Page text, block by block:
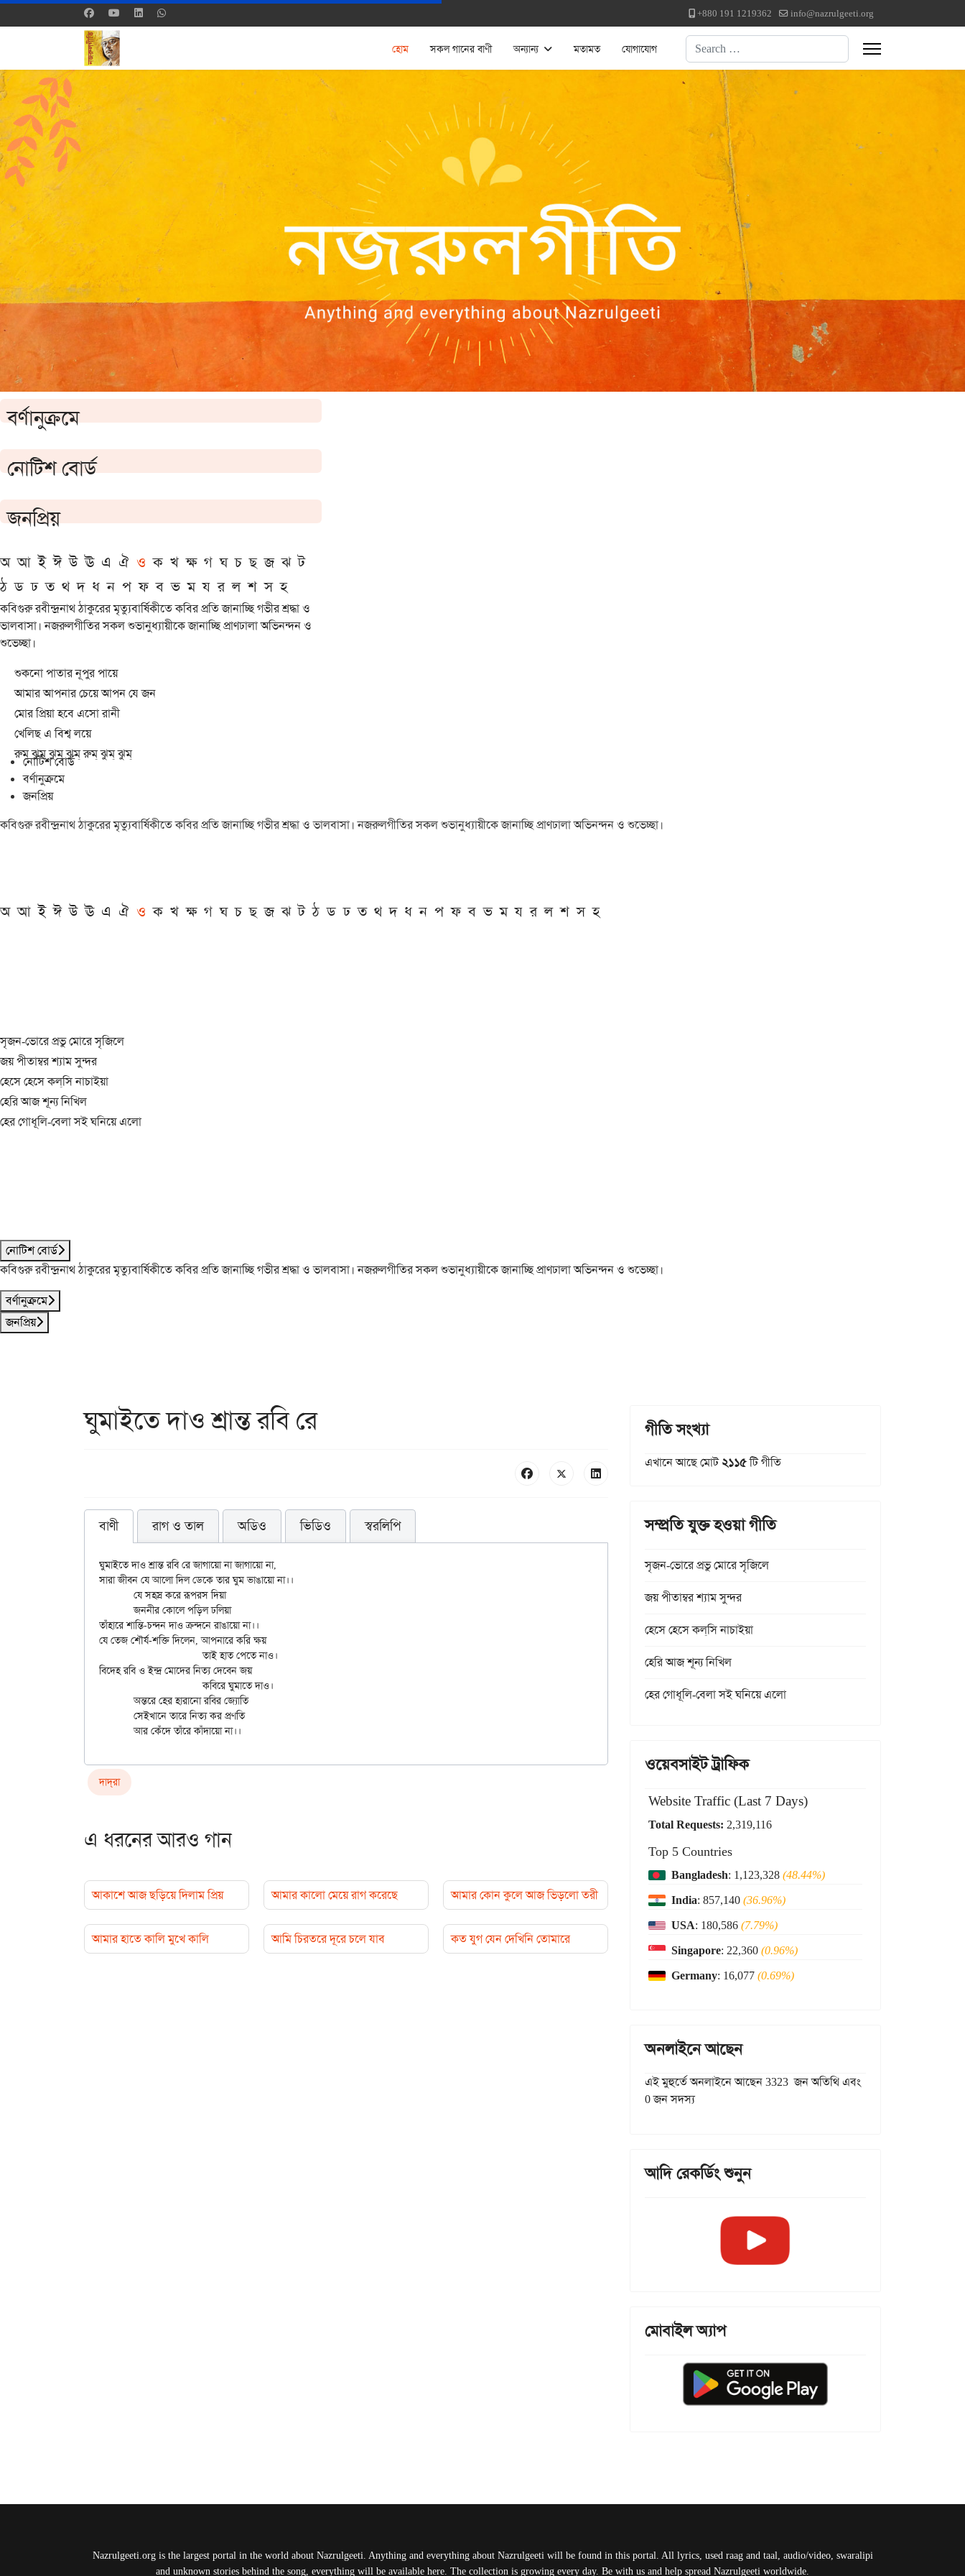
+880 191 1219362 info@nazrulgeeti.org
হোম সকল গানের বাণী অন্যান্য মতামত যোগাযোগ Search
বর্ণানুক্রমে
নোটিশ বোর্ড
জনপ্রিয়
অ আ ই ঈ উ ঊ এ ঐ ও ক খ ক্ষ গ ঘ চ ছ জ ঝ ট
ঠ ড ঢ ত থ দ ধ ন প ফ ব ভ ম য র ল শ স হ
কবিগুরু রবীন্দ্রনাথ ঠাকুরের মৃত্যুবার্ষিকীতে কবির প্রতি জানাচ্ছি গভীর শ্রদ্ধা ও
ভালবাসা। নজরুলগীতির সকল শুভানুধ্যায়ীকে জানাচ্ছি প্রাণঢালা অভিনন্দন ও
শুভেচ্ছা।
শুকনো পাতার নূপুর পায়ে
আমার আপনার চেয়ে আপন যে জন
মোর প্রিয়া হবে এসো রানী
খেলিছ এ বিশ্ব লয়ে
রুম্ ঝুম্ ঝুম্ ঝুম্ রুম্ ঝুম্ ঝুম্
নোটিশ বোর্ড
বর্ণানুক্রমে
জনপ্রিয়
কবিগুরু রবীন্দ্রনাথ ঠাকুরের মৃত্যুবার্ষিকীতে কবির প্রতি জানাচ্ছি গভীর শ্রদ্ধা ও ভালবাসা। নজরুলগীতির সকল শুভানুধ্যায়ীকে জানাচ্ছি প্রাণঢালা অভিনন্দন ও শুভেচ্ছা।
অ আ ই ঈ উ ঊ এ ঐ ও ক খ ক্ষ গ ঘ চ ছ জ ঝ ট ঠ ড ঢ ত থ দ ধ ন প ফ ব ভ ম য র ল শ স হ
সৃজন-ভোরে প্রভু মোরে সৃজিলে
জয় পীতাম্বর শ্যাম সুন্দর
হেসে হেসে কল্‌সি নাচাইয়া
হেরি আজ শূন্য নিখিল
হের গোধূলি-বেলা সই ঘনিয়ে এলো
নোটিশ বোর্ড
কবিগুরু রবীন্দ্রনাথ ঠাকুরের মৃত্যুবার্ষিকীতে কবির প্রতি জানাচ্ছি গভীর শ্রদ্ধা ও ভালবাসা। নজরুলগীতির সকল শুভানুধ্যায়ীকে জানাচ্ছি প্রাণঢালা অভিনন্দন ও শুভেচ্ছা।
বর্ণানুক্রমে
জনপ্রিয়
ঘুমাইতে দাও শ্রান্ত রবি রে
বাণী রাগ ও তাল অডিও ভিডিও স্বরলিপি
ঘুমাইতে দাও শ্রান্ত রবি রে জাগায়ো না জাগায়ো না,
সারা জীবন যে আলো দিল ডেকে তার ঘুম ভাঙায়ো না।।
	জননীর কোলে পড়িল ঢলিয়া
তাঁহারে শান্তি-চন্দন দাও ক্রন্দনে রাঙায়ো না।।
যে তেজ শৌর্য-শক্তি দিলেন, আপনারে করি ক্ষয়
			তাই হাত পেতে নাও।
বিদেহ রবি ও ইন্দ্র মোদের নিত্য দেবেন জয়
			কবিরে ঘুমাতে দাও।
	অন্তরে হের হারানো রবির জ্যোতি
দাদ্‌রা
এ ধরনের আরও গান
আকাশে আজ ছড়িয়ে দিলাম প্রিয় আমার কালো মেয়ে রাগ করেছে আমার কোন কুলে আজ ভিড়লো তরী
আমার হাতে কালি মুখে কালি আমি চিরতরে দূরে চলে যাব কত যুগ যেন দেখিনি তোমারে
গীতি সংখ্যা
এখানে আছে মোট২১১৫টি গীতি
সম্প্রতি যুক্ত হওয়া গীতি
সৃজন-ভোরে প্রভু মোরে সৃজিলে
জয় পীতাম্বর শ্যাম সুন্দর
হেসে হেসে কল্‌সি নাচাইয়া
হেরি আজ শূন্য নিখিল
হের গোধূলি-বেলা সই ঘনিয়ে এলো
ওয়েবসাইট ট্রাফিক
Website Traffic (Last 7 Days)
Total Requests: 2,319,116
Top 5 Countries
Bangladesh: 1,123,328(48.44%)
India: 857,140(36.96%)
USA: 180,586(7.79%)
Singapore: 22,360(0.96%)
Germany: 16,077(0.69%)
অনলাইনে আছেন
এই মুহুর্তে অনলাইনে আছেন 3323 জন অতিথি এবং
0 জন সদস্য
আদি রেকর্ডিং শুনুন
মোবাইল অ্যাপ
Nazrulgeeti.org is the largest portal in the world about Nazrulgeeti. Anything and everything about Nazrulgeeti will be found in this portal. All lyrics, used raag and taal, audio/video, swaralipi
and unknown stories behind the song, everything will be available here. The collection is growing every day. Be with us and help spread Nazrulgeeti worldwide.